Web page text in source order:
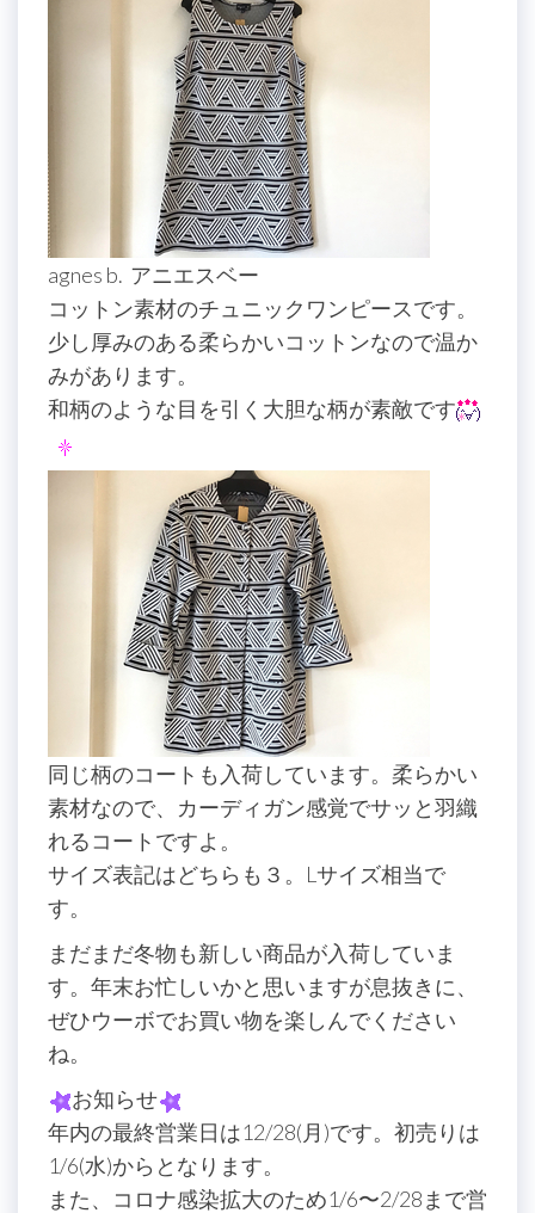
agnes b. アニエスベー
コットン素材のチュニックワンピースです。
少し厚みのある柔らかいコットンなので温か
みがあります。
和柄のような目を引く大胆な柄が素敵です
同じ柄のコートも入荷しています。柔らかい
素材なので、カーディガン感覚でサッと羽織
れるコートですよ。
サイズ表記はどちらも３。Lサイズ相当で
す。
まだまだ冬物も新しい商品が入荷していま
す。年末お忙しいかと思いますが息抜きに、
ぜひウーボでお買い物を楽しんでください
ね。
お知らせ
年内の最終営業日は12/28(月)です。初売りは
1/6(水)からとなります。
また、コロナ感染拡大のため1/6〜2/28まで営